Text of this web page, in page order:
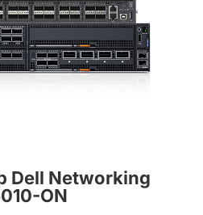
Dell Networking
ON